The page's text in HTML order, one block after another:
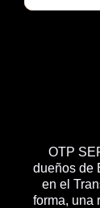
OTP
dueños de
en el
forma, una